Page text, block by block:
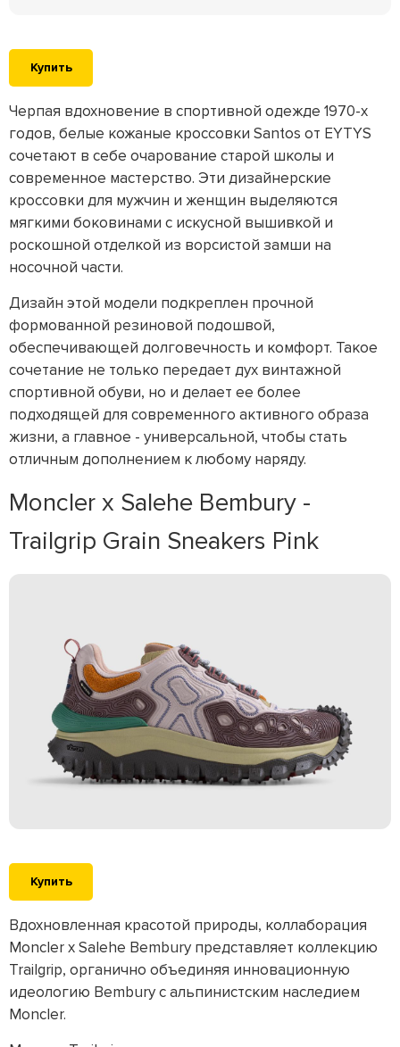
Купить
Черпая вдохновение в спортивной одежде 1970-х
годов, белые кожаные кроссовки Santos от EYTYS
сочетают в себе очарование старой школы и
современное мастерство. Эти дизайнерские
кроссовки для мужчин и женщин выделяются
мягкими боковинами с искусной вышивкой и
роскошной отделкой из ворсистой замши на
носочной части.
Дизайн этой модели подкреплен прочной
формованной резиновой подошвой,
обеспечивающей долговечность и комфорт. Такое
сочетание не только передает дух винтажной
спортивной обуви, но и делает ее более
подходящей для современного активного образа
жизни, а главное - универсальной, чтобы стать
отличным дополнением к любому наряду.
Moncler x Salehe Bembury -
Trailgrip Grain Sneakers Pink
Купить
Вдохновленная красотой природы, коллаборация
Moncler x Salehe Bembury представляет коллекцию
Trailgrip, органично объединяя инновационную
идеологию Bembury с альпинистским наследием
Moncler.